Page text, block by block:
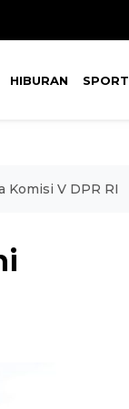
HIBURAN SPORT
Komisi V DPR RI